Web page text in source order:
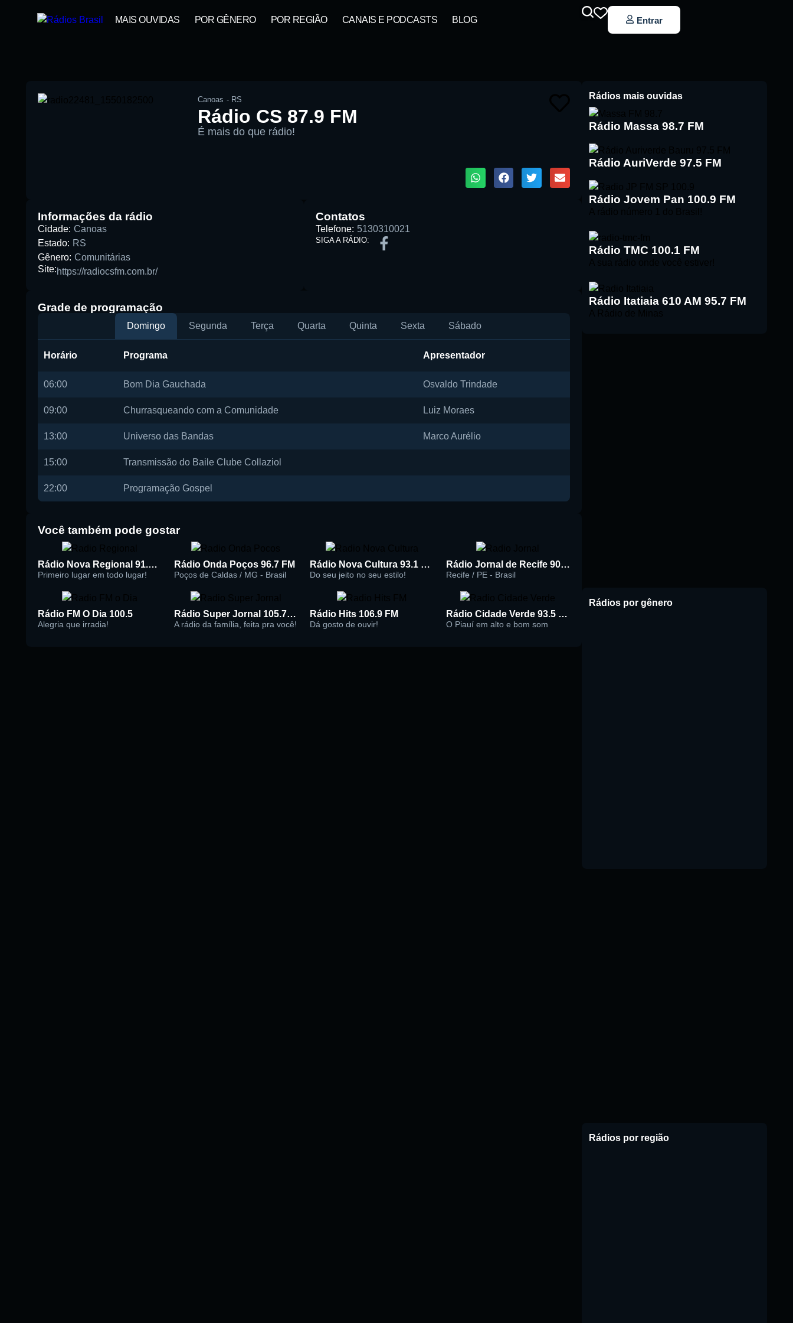
MAIS OUVIDAS POR GÊNERO POR REGIÃO CANAIS E PODCASTS BLOG Entrar
Canoas - RS
Rádio CS 87.9 FM
É mais do que rádio!
Informações da rádio
Cidade: Canoas
Estado: RS
Gênero: Comunitárias
Site:https://radiocsfm.com.br/
Contatos
Telefone: 5130310021
SIGA A RÁDIO:
Grade de programação
Domingo Segunda Terça Quarta Quinta Sexta Sábado
Horário Programa Apresentador
06:00 Bom Dia Gauchada Osvaldo Trindade
09:00 Churrasqueando com a Comunidade Luiz Moraes
13:00 Universo das Bandas Marco Aurélio
15:00 Transmissão do Baile Clube Collaziol
22:00 Programação Gospel
Você também pode gostar
Rádio Nova Regional 91.5 FM
Primeiro lugar em todo lugar!
Rádio Onda Poços 96.7 FM
Poços de Caldas / MG - Brasil
Rádio Nova Cultura 93.1 FM
Do seu jeito no seu estilo!
Rádio Jornal de Recife 90.3 FM
Recife / PE - Brasil
Rádio FM O Dia 100.5
Alegria que irradia!
Rádio Super Jornal 105.7 FM
A rádio da família, feita pra você!
Rádio Hits 106.9 FM
Dá gosto de ouvir!
Rádio Cidade Verde 93.5 FM
O Piauí em alto e bom som
Rádios mais ouvidas
Rádio Massa 98.7 FM
Rádio AuriVerde 97.5 FM
Rádio Jovem Pan 100.9 FM
Rádio TMC 100.1 FM
Rádio Itatiaia 610 AM 95.7 FM
Rádios por gênero
Rádios por região